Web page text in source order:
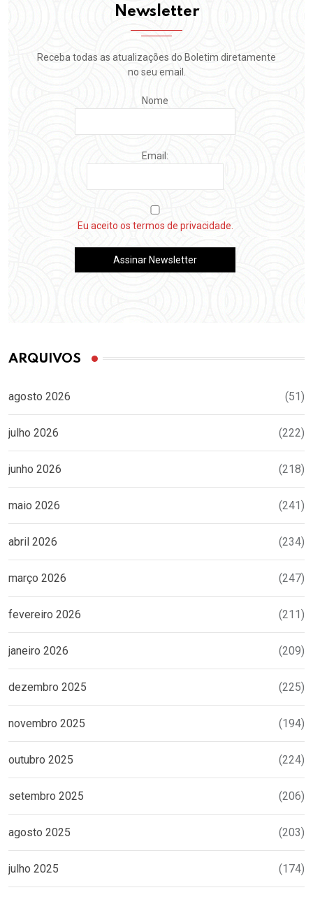
Newsletter
Receba todas as atualizações do Boletim diretamente
no seu email.
Nome
Email:
Eu aceito os termos de privacidade.
ARQUIVOS
agosto 2026 (51)
julho 2026 (222)
junho 2026 (218)
maio 2026 (241)
abril 2026 (234)
março 2026 (247)
fevereiro 2026 (211)
janeiro 2026 (209)
dezembro 2025 (225)
novembro 2025 (194)
outubro 2025 (224)
setembro 2025 (206)
agosto 2025 (203)
julho 2025 (174)